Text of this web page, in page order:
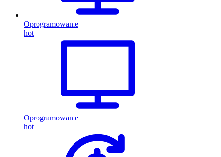
Oprogramowanie
hot
Oprogramowanie
hot